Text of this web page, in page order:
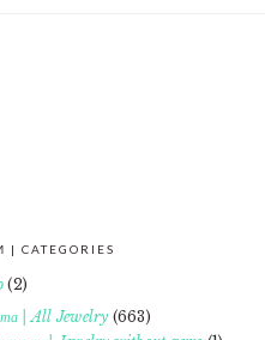
CATEGORIES
(2)
| All Jewelry (663)